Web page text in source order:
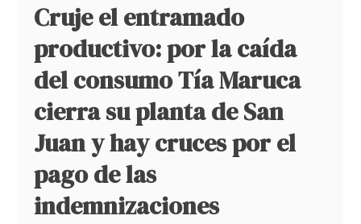
Cruje el entramado
productivo: por la caída
del consumo Tía Maruca
cierra su planta de San
Juan y hay cruces por el
pago de las
indemnizaciones